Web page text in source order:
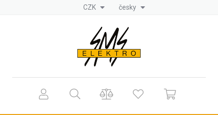
CZK česky